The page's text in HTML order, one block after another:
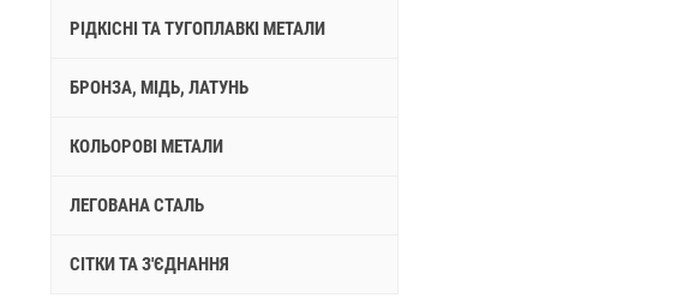
РІДКІСНІ ТА ТУГОПЛАВКІ МЕТАЛИ
БРОНЗА, МІДЬ, ЛАТУНЬ
КОЛЬОРОВІ МЕТАЛИ
ЛЕГОВАНА СТАЛЬ
СІТКИ ТА З'ЄДНАННЯ